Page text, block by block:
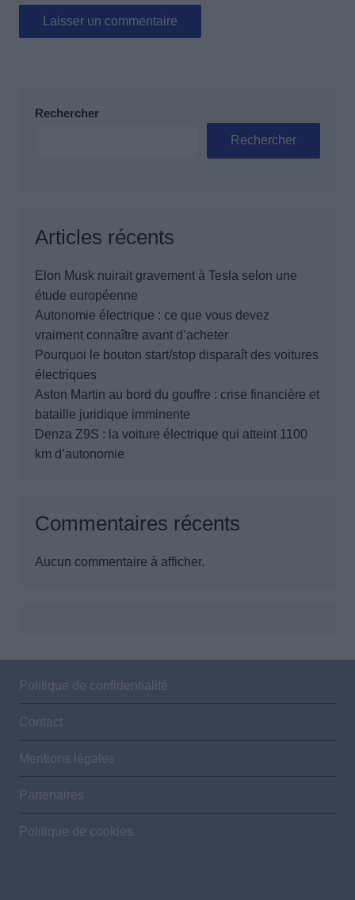
Rechercher
Rechercher
Articles récents
Elon Musk nuirait gravement à Tesla selon une
étude européenne
Autonomie électrique : ce que vous devez
vraiment connaître avant d’acheter
Pourquoi le bouton start/stop disparaît des voitures
électriques
Aston Martin au bord du gouffre : crise financière et
bataille juridique imminente
Denza Z9S : la voiture électrique qui atteint 1100
km d’autonomie
Commentaires récents
Aucun commentaire à afficher.
Politique de confidentialité
Contact
Mentions légales
Partenaires
Politique de cookies